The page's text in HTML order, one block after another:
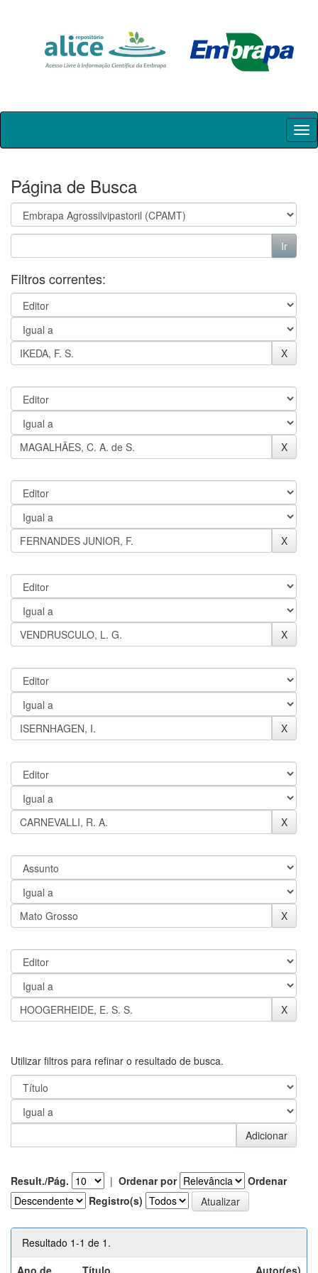
Skip
Página de Busca
Filtros correntes:
Utilizar filtros para refinar o resultado de busca.
Result./Pág. | Ordenar por
Ordenar
Registro(s)
Resultado 1-1 de 1.
Ano de
Título Autor(es)